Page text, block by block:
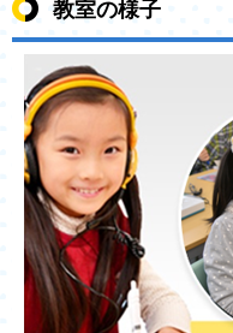
教室の様子